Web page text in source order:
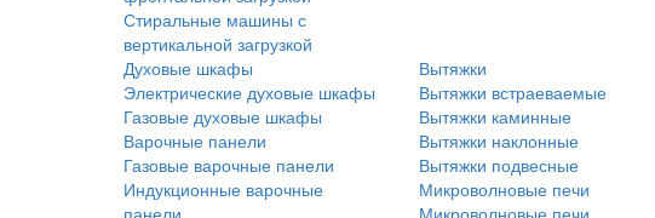
Стиральные машины с
вертикальной загрузкой
Духовые шкафы
Электрические духовые шкафы
Газовые духовые шкафы
Варочные панели
Газовые варочные панели
Индукционные варочные
панели
Вытяжки
Вытяжки встраеваемые
Вытяжки каминные
Вытяжки наклонные
Вытяжки подвесные
Микроволновые печи
Микроволновые печи